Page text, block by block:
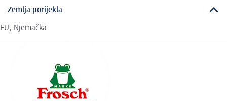
Zemlja porijekla
EU, Njemačka